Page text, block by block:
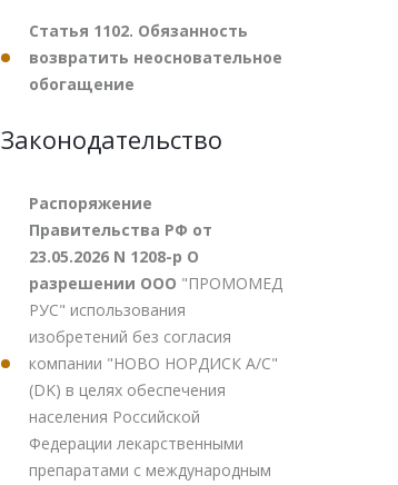
Статья 1102. Обязанность
возвратить неосновательное
обогащение
Законодательство
Распоряжение
Правительства РФ от
23.05.2026 N 1208-р О
разрешении ООО "ПРОМОМЕД
РУС" использования
изобретений без согласия
компании "НОВО НОРДИСК А/С"
(DK) в целях обеспечения
населения Российской
Федерации лекарственными
препаратами с международным